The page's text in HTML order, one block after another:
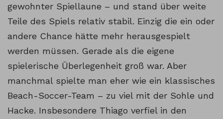
gewohnter Spiellaune – und stand über weite
Teile des Spiels relativ stabil. Einzig die ein oder
andere Chance hätte mehr herausgespielt
werden müssen. Gerade als die eigene
spielerische Überlegenheit groß war. Aber
manchmal spielte man eher wie ein klassisches
Beach-Soccer-Team – zu viel mit der Sohle und
Hacke. Insbesondere Thiago verfiel in den